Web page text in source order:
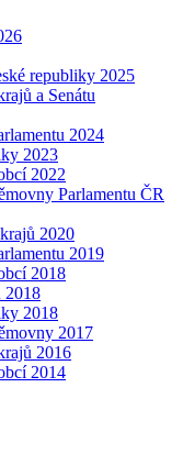
republiky 2025
a Senátu
2024
2023
2022
Parlamentu ČR
2020
2019
2018
2018
2018
2017
2016
2014